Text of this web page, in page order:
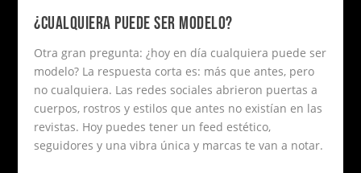
¿CUALQUIERA PUEDE SER MODELO?
Otra gran pregunta: ¿hoy en día cualquiera puede ser
modelo? La respuesta corta es: más que antes, pero
no cualquiera. Las redes sociales abrieron puertas a
cuerpos, rostros y estilos que antes no existían en las
revistas. Hoy puedes tener un feed estético,
seguidores y una vibra única y marcas te van a notar.